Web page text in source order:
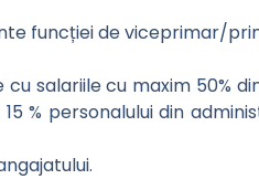
funcției de viceprimar/
salariile cu maxim 50%
% personalului din